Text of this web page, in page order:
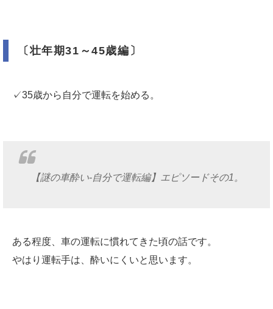
〔壮年期31～45歳編〕
✓35歳から自分で運転を始める。
【謎の車酔い-自分で運転編】エピソードその1。
ある程度、車の運転に慣れてきた頃の話です。
やはり運転手は、酔いにくいと思います。